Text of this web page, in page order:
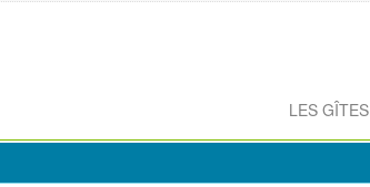
LES GÎTES